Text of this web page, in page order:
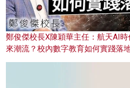
鄭俊傑校長X陳穎華主任：航天AI
來潮流？校內數字教育如何實踐落